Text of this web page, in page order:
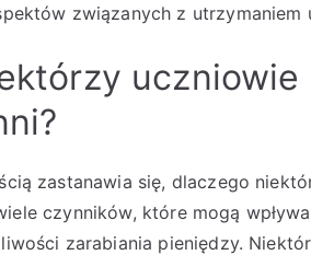
związanych z utrzymaniem
zastanawia się, dlaczego
czynników, które mogą
zarabiania pieniędzy.